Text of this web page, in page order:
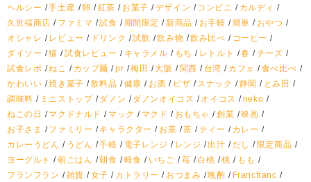
ヘルシー
手土産 卵 紅茶 お菓子 デザイン コンビニ
カルディ
久世福商店
ファミマ 試食 期間限定 新商品 お手軽 簡単
おやつ
オシャレ
レビュー ドリンク 試飲 飲み物 飲み比べ
コーヒー
ダイソー
猫 試食レビュー キャラメル もち レトルト 春
チーズ
試食レポ ねこ カップ麺 pr 梅田 大阪 関西 台湾 カフェ
食べ比べ
かわいい 焼き菓子 飲料品 健康 お酒 ピザ スナック 静岡
とみ田
調味料
ミニストップ ダノン ダノンオイコス オイコス
neko
ねこの日
マクドナルド マック マクド おもちゃ 創業 映画
お子さま
ファミリー キャラクター お茶 茶 ティー
カレー
カレーうどん
うどん 手軽 電子レンジ レンジ 出汁 だし
限定商品
ヨーグルト
朝ごはん 朝食 軽食 いちご 苺 白桃 桃
もも
フランフラン
雑貨 女子 カトラリー おつまみ 晩酌
Francfranc